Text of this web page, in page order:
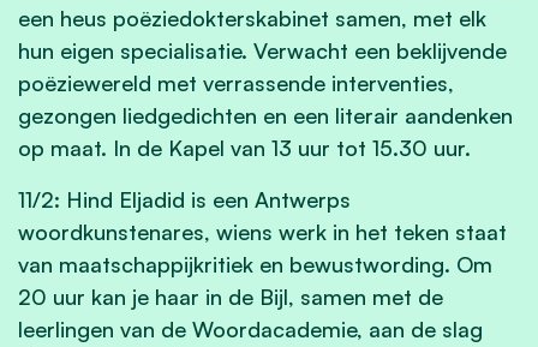
een heus poëziedokterskabinet samen, met elk
hun eigen specialisatie. Verwacht een beklijvende
poëziewereld met verrassende interventies,
gezongen liedgedichten en een literair aandenken
op maat. In de Kapel van 13 uur tot 15.30 uur.
11/2: Hind Eljadid is een Antwerps
woordkunstenares, wiens werk in het teken staat
van maatschappijkritiek en bewustwording. Om
20 uur kan je haar in de Bijl, samen met de
leerlingen van de Woordacademie, aan de slag